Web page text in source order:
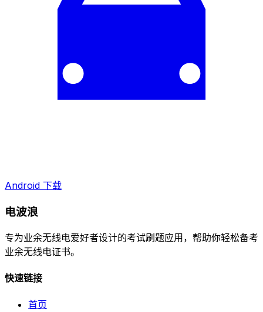
Android 下载
电波浪
专为业余无线电爱好者设计的考试刷题应用，帮助你轻松备考
业余无线电证书。
快速链接
首页